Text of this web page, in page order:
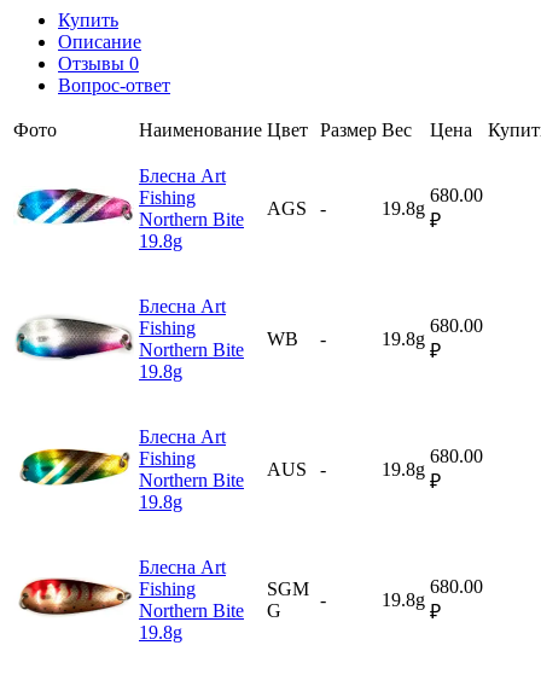
Купить
Описание
Отзывы 0
Вопрос-ответ
Фото Наименование Цвет Размер Вес Цена
Блесна Art
Fishing
Northern Bite
19.8g
AGS - 19.8g
680.00
₽
Блесна Art
Fishing
Northern Bite
19.8g
WB - 19.8g
680.00
₽
Блесна Art
Fishing
Northern Bite
19.8g
AUS - 19.8g
680.00
₽
Блесна Art
Fishing
Northern Bite
19.8g
SGM
G
- 19.8g
680.00
₽